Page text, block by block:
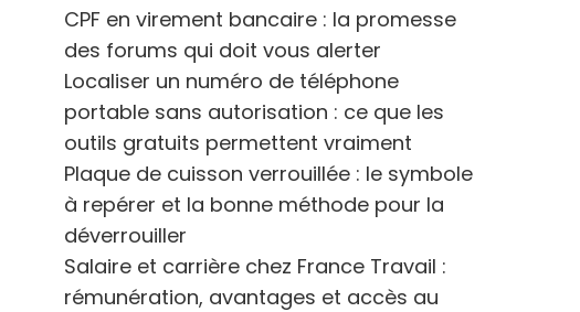
CPF en virement bancaire : la promesse
des forums qui doit vous alerter
Localiser un numéro de téléphone
portable sans autorisation : ce que les
outils gratuits permettent vraiment
Plaque de cuisson verrouillée : le symbole
à repérer et la bonne méthode pour la
déverrouiller
Salaire et carrière chez France Travail :
rémunération, avantages et accès au